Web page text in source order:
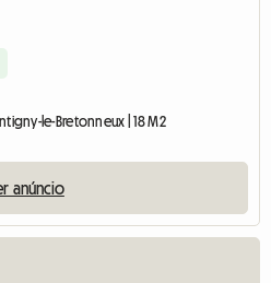
le-Bretonneux | 18 M2
anúncio